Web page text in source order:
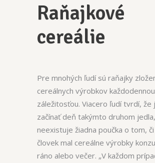
Raňajkové
cereálie
Pre mnohých ľudí sú raňajky
cereálnych výrobkov každodennou
záležitosťou. Viacero ľudí tvrdí, že
začínať deň takýmto druhom
neexistuje žiadna poučka o tom,
človek mal cereálne výrobky
ráno alebo večer. „V každom